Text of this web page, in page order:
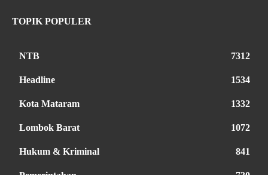
TOPIK POPULER
NTB 7312
Headline 1534
Kota Mataram 1332
Lombok Barat 1072
Hukum & Kriminal 841